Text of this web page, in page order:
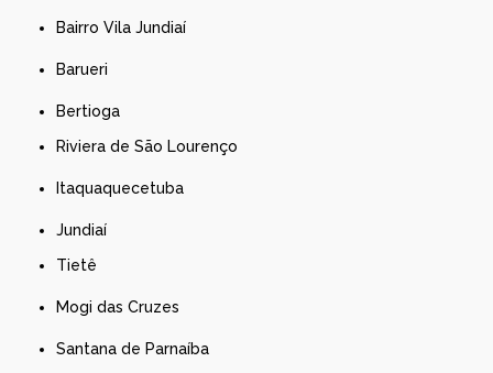
Bairro Vila Jundiaí
Barueri
Bertioga
Riviera de São Lourenço
Itaquaquecetuba
Jundiaí
Tietê
Mogi das Cruzes
Santana de Parnaíba